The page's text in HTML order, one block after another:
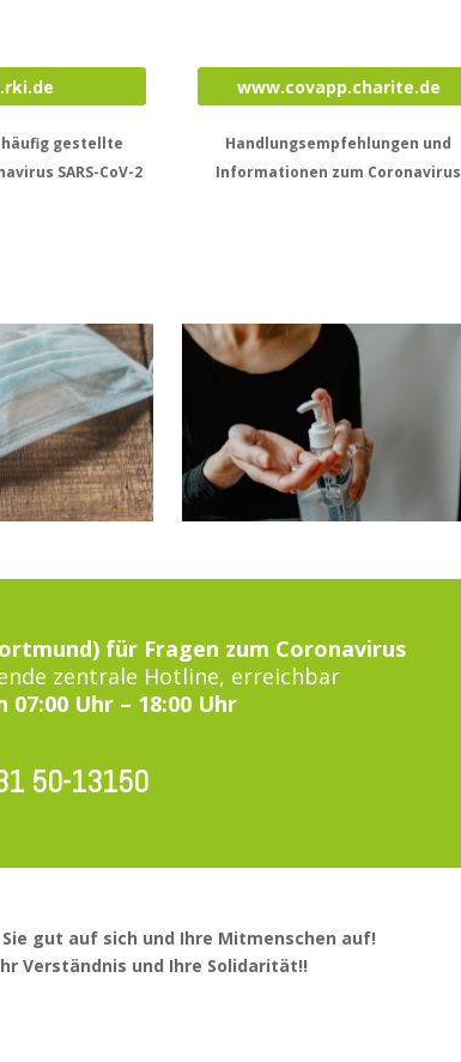
gestellte
SARS-CoV-2
www.covapp.charite.de
Handlungsempfehlungen und
Informationen zum Coronavirus
für Fragen zum Coronavirus
zentrale Hotline, erreichbar
Uhr – 18:00 Uhr
50-13150
gut auf sich und Ihre Mitmenschen auf!
Verständnis und Ihre Solidarität!!